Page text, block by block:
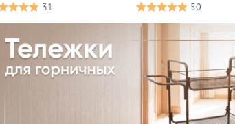
31
50